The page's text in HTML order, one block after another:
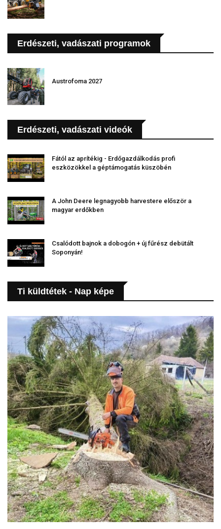
Erdészeti, vadászati programok
Austrofoma 2027
Erdészeti, vadászati videók
Fától az aprítékig - Erdőgazdálkodás profi
eszközökkel a géptámogatás küszöbén
A John Deere legnagyobb harvestere először a
magyar erdőkben
Csalódott bajnok a dobogón + új fűrész debütált
Soponyán!
Ti küldtétek - Nap képe